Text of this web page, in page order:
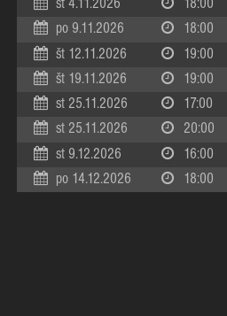
st 4.11.2026 18:00
po 9.11.2026 18:00
št 12.11.2026 19:00
št 19.11.2026 19:00
st 25.11.2026 17:00
st 25.11.2026 20:00
st 9.12.2026 16:00
po 14.12.2026 18:00